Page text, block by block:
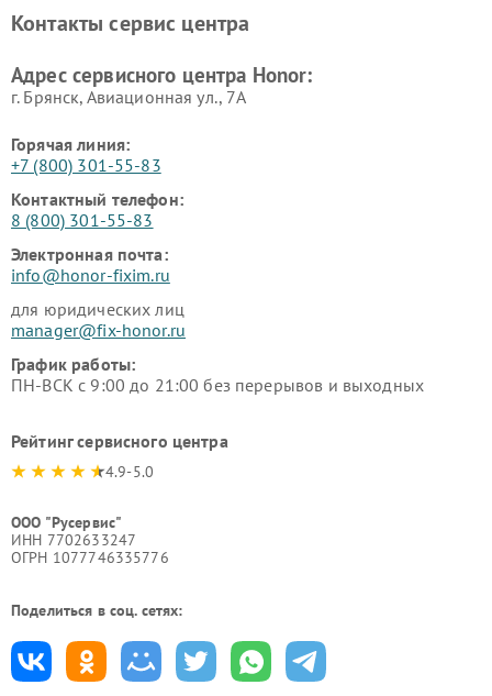
Контакты сервис центра
Адрес сервисного центра Honor:
г. Брянск, Авиационная ул., 7А
Горячая линия:
+7 (800) 301-55-83
Контактный телефон:
8 (800) 301-55-83
Электронная почта:
info@honor-fixim.ru
для юридических лиц
manager@fix-honor.ru
График работы:
ПН-ВСК с 9:00 до 21:00 без перерывов и выходных
Рейтинг сервисного центра
4.9-5.0
ООО "Русервис"
ИНН 7702633247
ОГРН 1077746335776
Поделиться в соц. сетях: